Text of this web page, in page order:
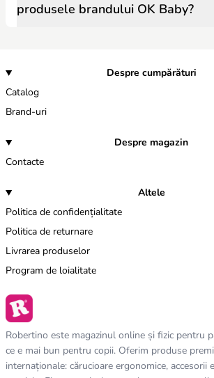
produsele brandului OK Baby?
Despre cumpărături
Catalog
Brand-uri
Despre magazin
Contacte
Altele
Politica de confidențialitate
Politica de returnare
Livrarea produselor
Program de loialitate
Robertino este magazinul online și fizic pentru
ce e mai bun pentru copii. Oferim produse
internaționale: cărucioare ergonomice, accesorii